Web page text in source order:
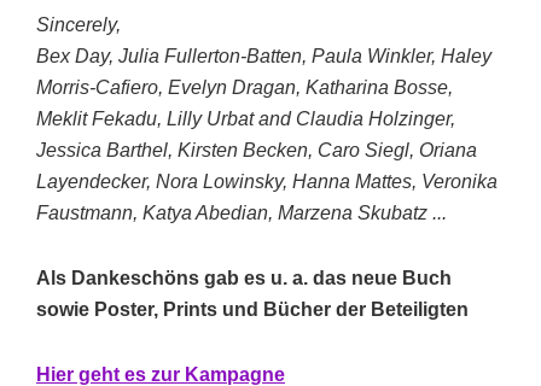
Sincerely,
Bex Day, Julia Fullerton-Batten, Paula Winkler, Haley
Morris-Cafiero, Evelyn Dragan, Katharina Bosse,
Meklit Fekadu, Lilly Urbat and Claudia Holzinger,
Jessica Barthel, Kirsten Becken, Caro Siegl, Oriana
Layendecker, Nora Lowinsky, Hanna Mattes, Veronika
Faustmann, Katya Abedian, Marzena Skubatz ...
Als Dankeschöns gab es u. a. das neue Buch
sowie Poster, Prints und Bücher der Beteiligten
Hier geht es zur Kampagne